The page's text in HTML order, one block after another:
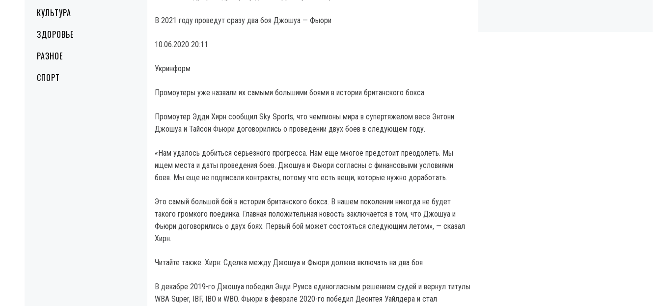
КУЛЬТУРА
ЗДОРОВЬЕ
РАЗНОЕ
СПОРТ
В 2021 году проведут сразу два боя Джошуа — Фьюри
10.06.2020 20:11
Укринформ
Промоутеры уже назвали их самыми большими боями в истории британского бокса.
Промоутер Эдди Хирн сообщил Sky Sports, что чемпионы мира в супертяжелом весе Энтони
Джошуа и Тайсон Фьюри договорились о проведении двух боев в следующем году.
«Нам удалось добиться серьезного прогресса. Нам еще многое предстоит преодолеть. Мы
ищем места и даты проведения боев. Джошуа и Фьюри согласны с финансовыми условиями
боев. Мы еще не подписали контракты, потому что есть вещи, которые нужно доработать.
Это самый большой бой в истории британского бокса. В нашем поколении никогда не будет
такого громкого поединка. Главная положительная новость заключается в том, что Джошуа и
Фьюри договорились о двух боях. Первый бой может состояться следующим летом», — сказал
Хирн.
Читайте также: Хирн: Сделка между Джошуа и Фьюри должна включать на два боя
В декабре 2019-го Джошуа победил Энди Руиса единогласным решением судей и вернул титулы
WBA Super, IBF, IBO и WBO. Фьюри в феврале 2020-го победил Деонтея Уайлдера и стал